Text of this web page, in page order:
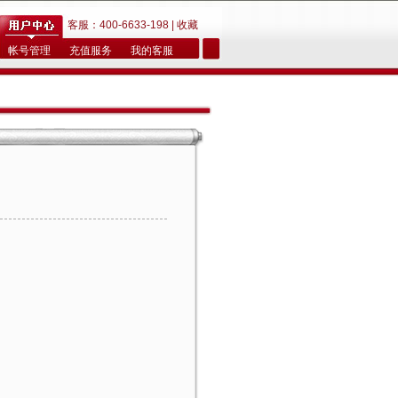
客服：400-6633-198 | 收藏
帐号管理 充值服务 我的客服